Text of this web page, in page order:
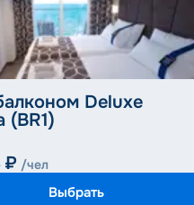
Deluxe
(BR1)
₽ /чел
Выбрать